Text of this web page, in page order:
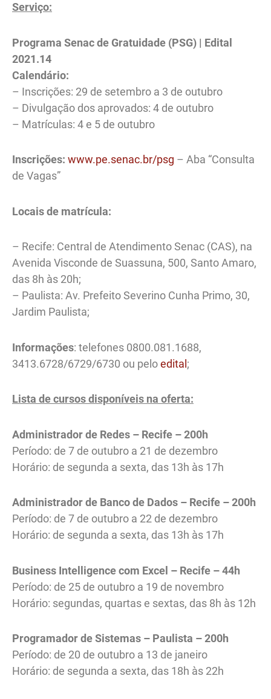
Serviço:
Programa Senac de Gratuidade (PSG) | Edital
2021.14
Calendário:
– Inscrições: 29 de setembro a 3 de outubro
– Divulgação dos aprovados: 4 de outubro
– Matrículas: 4 e 5 de outubro
Inscrições: www.pe.senac.br/psg – Aba “Consulta
de Vagas”
Locais de matrícula:
– Recife: Central de Atendimento Senac (CAS), na
Avenida Visconde de Suassuna, 500, Santo Amaro,
das 8h às 20h;
– Paulista: Av. Prefeito Severino Cunha Primo, 30,
Jardim Paulista;
Informações: telefones 0800.081.1688,
3413.6728/6729/6730 ou peloedital;
Lista de cursos disponíveis na oferta:
Administrador de Redes – Recife – 200h
Período: de 7 de outubro a 21 de dezembro
Horário: de segunda a sexta, das 13h às 17h
Administrador de Banco de Dados – Recife – 200h
Período: de 7 de outubro a 22 de dezembro
Horário: de segunda a sexta, das 13h às 17h
Business Intelligence com Excel – Recife – 44h
Período: de 25 de outubro a 19 de novembro
Horário: segundas, quartas e sextas, das 8h às 12h
Programador de Sistemas – Paulista – 200h
Período: de 20 de outubro a 13 de janeiro
Horário: de segunda a sexta, das 18h às 22h